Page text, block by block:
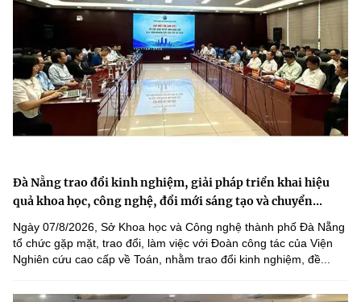
Đà Nẵng trao đổi kinh nghiệm, giải pháp triển khai hiệu
quả khoa học, công nghệ, đổi mới sáng tạo và chuyển...
Ngày 07/8/2026, Sở Khoa học và Công nghệ thành phố Đà Nẵng
tổ chức gặp mặt, trao đổi, làm việc với Đoàn công tác của Viện
Nghiên cứu cao cấp về Toán, nhằm trao đổi kinh nghiệm, đề...